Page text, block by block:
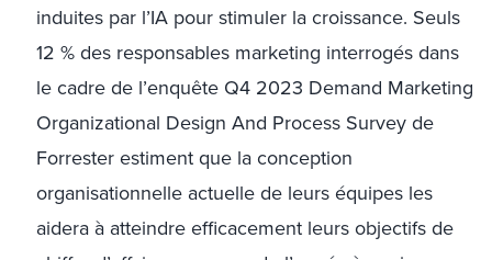
induites par l’IA pour stimuler la croissance. Seuls
12 % des responsables marketing interrogés dans
le cadre de l’enquête Q4 2023 Demand Marketing
Organizational Design And Process Survey de
Forrester estiment que la conception
organisationnelle actuelle de leurs équipes les
aidera à atteindre efficacement leurs objectifs de